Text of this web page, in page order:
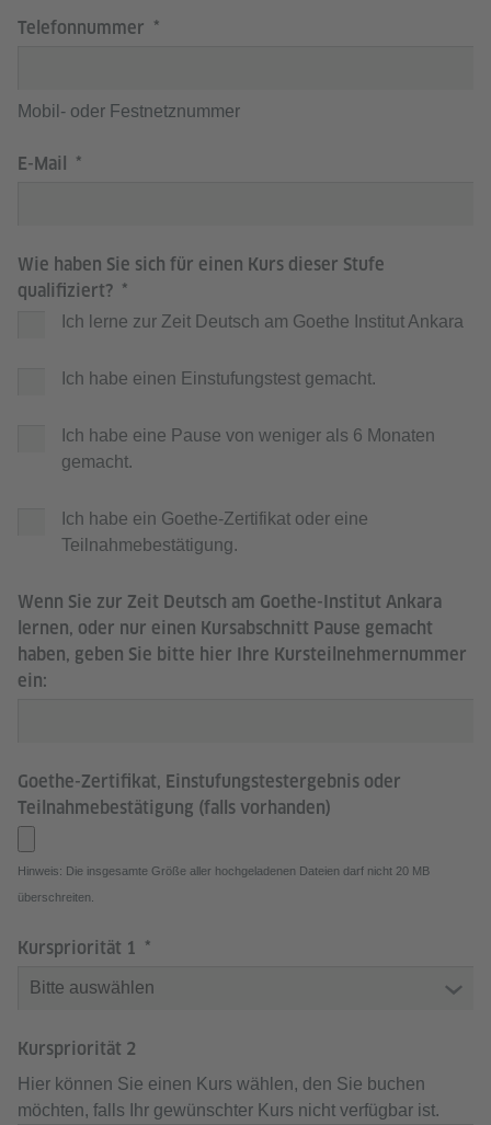
Telefonnummer
Mobil- oder Festnetznummer
E-Mail
Wie haben Sie sich für einen Kurs dieser Stufe
qualifiziert?
Ich lerne zur Zeit Deutsch am Goethe Institut Ankara
Ich habe einen Einstufungstest gemacht.
Ich habe eine Pause von weniger als 6 Monaten
gemacht.
Ich habe ein Goethe-Zertifikat oder eine
Teilnahmebestätigung.
Wenn Sie zur Zeit Deutsch am Goethe-Institut Ankara
lernen, oder nur einen Kursabschnitt Pause gemacht
haben, geben Sie bitte hier Ihre Kursteilnehmernummer
ein:
Goethe-Zertifikat, Einstufungstestergebnis oder
Teilnahmebestätigung (falls vorhanden)
Hinweis: Die insgesamte Größe aller hochgeladenen Dateien darf nicht 20 MB
überschreiten.
Kurspriorität 1
Kurspriorität 2
Hier können Sie einen Kurs wählen, den Sie buchen
möchten, falls Ihr gewünschter Kurs nicht verfügbar ist.